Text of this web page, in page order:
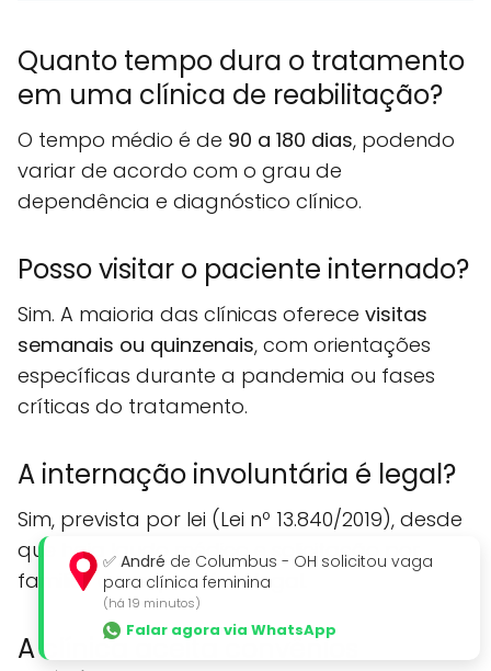
Quanto tempo dura o tratamento
em uma clínica de reabilitação?
O tempo médio é de 90 a 180 dias, podendo
variar de acordo com o grau de
dependência e diagnóstico clínico.
Posso visitar o paciente internado?
Sim. A maioria das clínicas oferece visitas
semanais ou quinzenais, com orientações
específicas durante a pandemia ou fases
críticas do tratamento.
A internação involuntária é legal?
Sim, prevista por lei (Lei nº 13.840/2019), desde
que haja laudo médico e solicitação por
familiar ou responsável legal.
A clínica aceita convênios
✅ André de Columbus - OH solicitou vaga
para clínica feminina
(há 19 minutos)
Falar agora via WhatsApp